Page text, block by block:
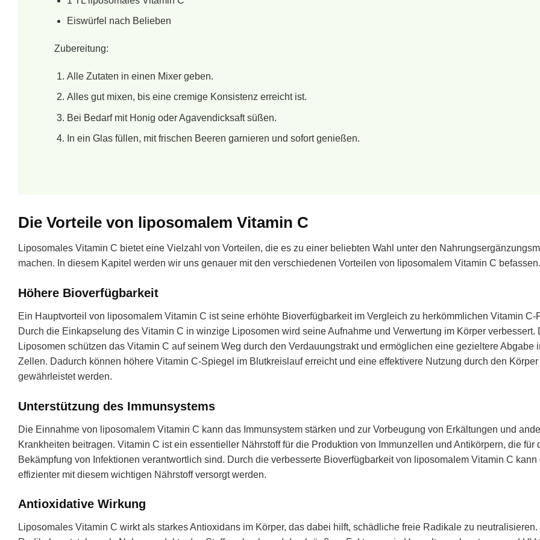
Eiswürfel nach Belieben
Zubereitung:
Alle Zutaten in einen Mixer geben.
Alles gut mixen, bis eine cremige Konsistenz erreicht ist.
Bei Bedarf mit Honig oder Agavendicksaft süßen.
In ein Glas füllen, mit frischen Beeren garnieren und sofort genießen.
Die Vorteile von liposomalem Vitamin C
Liposomales Vitamin C bietet eine Vielzahl von Vorteilen, die es zu einer beliebten Wahl unter den
machen. In diesem Kapitel werden wir uns genauer mit den verschiedenen Vorteilen von liposomalem Vitamin C befassen.
Höhere Bioverfügbarkeit
Ein Hauptvorteil von liposomalem Vitamin C ist seine erhöhte Bioverfügbarkeit im Vergleich zu herkömmlichen Vitamin C-
Durch die Einkapselung des Vitamin C in winzige Liposomen wird seine Aufnahme und Verwertung im Körper verbessert.
Liposomen schützen das Vitamin C auf seinem Weg durch den Verdauungstrakt und ermöglichen eine gezieltere Abgabe
Zellen. Dadurch können höhere Vitamin C-Spiegel im Blutkreislauf erreicht und eine effektivere Nutzung durch den Körper
gewährleistet werden.
Unterstützung des Immunsystems
Die Einnahme von liposomalem Vitamin C kann das Immunsystem stärken und zur Vorbeugung von Erkältungen und
Krankheiten beitragen. Vitamin C ist ein essentieller Nährstoff für die Produktion von Immunzellen und Antikörpern, die für
Bekämpfung von Infektionen verantwortlich sind. Durch die verbesserte Bioverfügbarkeit von liposomalem Vitamin C kann
effizienter mit diesem wichtigen Nährstoff versorgt werden.
Antioxidative Wirkung
Liposomales Vitamin C wirkt als starkes Antioxidans im Körper, das dabei hilft, schädliche freie Radikale zu neutralisieren.